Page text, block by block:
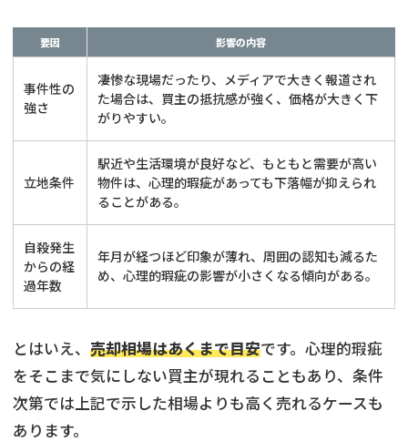
要因 影響の内容
事件性の
強さ
凄惨な現場だったり、メディアで大きく報道され
た場合は、買主の抵抗感が強く、価格が大きく下
がりやすい。
立地条件
駅近や生活環境が良好など、もともと需要が高い
物件は、心理的瑕疵があっても下落幅が抑えられ
ることがある。
自殺発生
からの経
過年数
年月が経つほど印象が薄れ、周囲の認知も減るた
め、心理的瑕疵の影響が小さくなる傾向がある。
とはいえ、 売却相場はあくまで目安です。心理的瑕疵
をそこまで気にしない買主が現れることもあり、条件
次第では上記で示した相場よりも高く売れるケースも
あります。